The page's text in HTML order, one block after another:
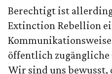
Berechtigt ist
Extinction Rebellion
öffentlich zugängliche
Wir sind uns bewusst,